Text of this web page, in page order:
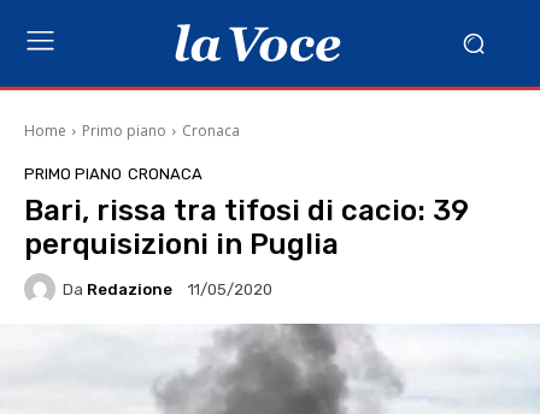
Home Primo piano Cronaca
PRIMO PIANO CRONACA
Bari, rissa tra tifosi di cacio: 39
perquisizioni in Puglia
Da Redazione 11/05/2020